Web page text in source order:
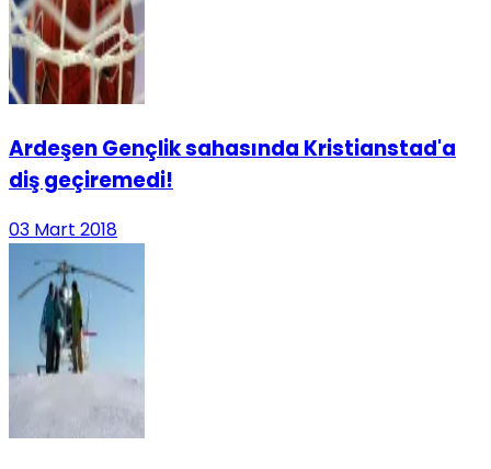
Ardeşen Gençlik sahasında Kristianstad'a
diş geçiremedi!
03 Mart 2018